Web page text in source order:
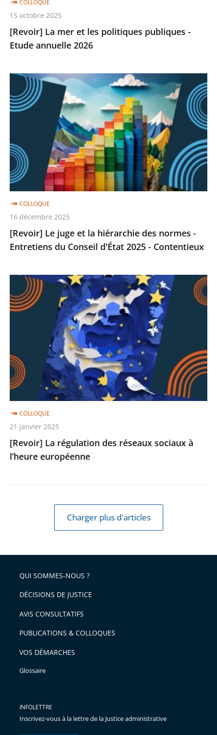
2026
[Revoir] La mer et les politiques publiques -
Etude annuelle 2026
COLLOQUE
15 octobre 2025
[Revoir]
Le
juge
hiérarchie
des
normes
-
Entretiens
du
Conseil
d'État
Contentieux
[Revoir] Le juge et la hiérarchie des normes -
Entretiens du Conseil d'État 2025 - Contentieux
COLLOQUE
16 décembre 2025
[Revoir]
La
régulation
à
l’heure
européenne
[Revoir] La régulation des réseaux sociaux à
l’heure européenne
COLLOQUE
21 janvier 2025
Charger plus d'articles
QUI SOMMES-NOUS ?
DÉCISIONS DE JUSTICE
AVIS CONSULTATIFS
PUBLICATIONS & COLLOQUES
VOS DÉMARCHES
Glossaire
INFOLETTRE
Inscrivez-vous à la lettre de la Justice administrative